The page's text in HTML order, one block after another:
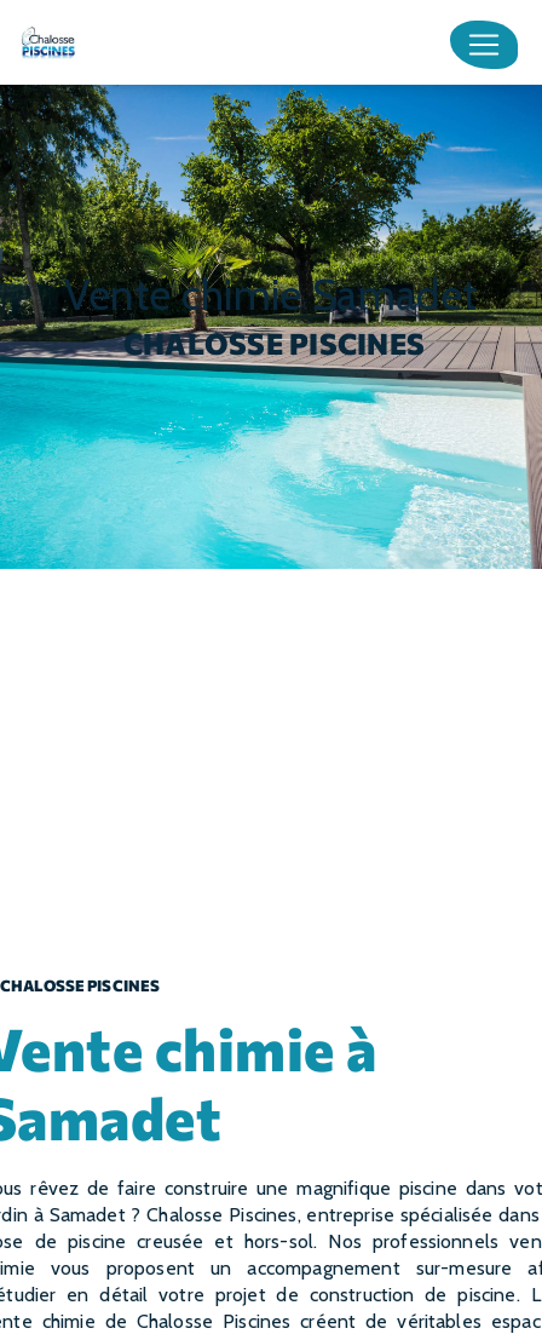
vente chimie Samadet
CHALOSSE PISCINES
CHALOSSE PISCINES
à
à Samadet ? Chalosse Piscines, entreprise spécialisée
de piscine creusée et hors-sol. Nos professionnels
vous proposent un accompagnement sur-mesure
en détail votre projet de construction de piscine.
chimie de Chalosse Piscines créent de véritables